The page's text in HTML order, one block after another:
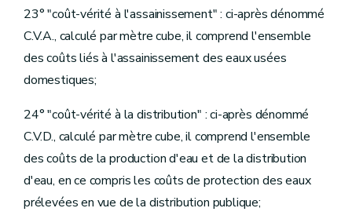
Art.D.272
Art.D.273
Art. D.274
Art.D.275
Section
Art.
Art.D.277
Art.D.278
Art.D.279
Art.
D.280
Art.D.281
Art.D.282
D.283
Section[6 Subventions] [Décret-programme 12.12.2014]
23° "coût-vérité à l'assainissement" : ci-après dénommé
C.V.A., calculé par mètre cube, il comprend l'ensemble
des coûts liés à l'assainissement des eaux usées
domestiques;
24° "coût-vérité à la distribution" : ci-après dénommé
C.V.D., calculé par mètre cube, il comprend l'ensemble
des coûts de la production d'eau et de la distribution
d'eau, en ce compris les coûts de protection des eaux
prélevées en vue de la distribution publique;